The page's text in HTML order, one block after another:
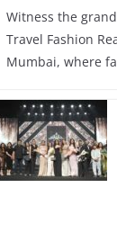
Witness the
Travel Fashion
Mumbai, where